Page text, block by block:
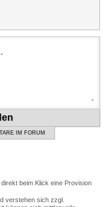
IM FORUM
beim Klick eine Provision
verstehen sich zzgl.